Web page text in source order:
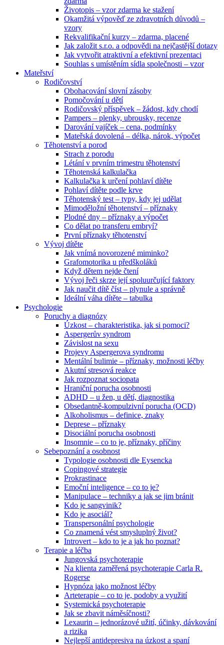
Životopis – vzor zdarma ke stažení
Okamžitá výpověď ze zdravotních důvodů –
vzory
Rekvalifikační kurzy – zdarma, placené
Jak založit s.r.o. a odpovědi na nejčastější dotazy
Jak vytvořit atraktivní a efektivní prezentaci
Souhlas s umístěním sídla společnosti – vzor
Mateřství
Rodičovství
Obohacování slovní zásoby
Pomočování u dětí
Rodičovský příspěvek – žádost, kdy chodí
Pampers – plenky, ubrousky, recenze
Darování vajíček – cena, podmínky
Mateřská dovolená – délka, nárok, výpočet
Těhotenství a porod
Strach z porodu
Létání v prvním trimestru těhotenství
Těhotenská kalkulačka
Kalkulačka k určení pohlaví dítěte
Pohlaví dítěte podle krve
Těhotenský test – typy, kdy jej udělat
Mimoděložní těhotenství – příznaky
Plodné dny – příznaky a výpočet
Co dělat po transferu embryí?
První příznaky těhotenství
Vývoj dítěte
Jak vnímá novorozené miminko?
Grafomotorika u předškoláků
Když dětem nejde čtení
Vývoj řeči skrze její spoluurčující faktory
Jak naučit dítě číst – plynule a správně
Ideální váha dítěte – tabulka
Psychologie
Poruchy a diagnózy
Úzkost – charakteristika, jak si pomoci?
Aspergerův syndrom
Závislost na sexu
Projevy Aspergerova syndromu
Mentální bulimie – příznaky, možnosti léčby
Akutní stresová reakce
Jak rozpoznat sociopata
Hraniční porucha osobnosti
ADHD – u žen, u dětí, diagnostika
Obsedantně-kompulzivní porucha (OCD)
Alkoholismus – definice, znaky
Deprese – příznaky
Disociální porucha osobnosti
Insomnie – co to je, příznaky, příčiny
Sebepoznání a osobnost
Typologie osobnosti dle Eysencka
Copingové strategie
Prokrastinace
Emoční inteligence – co to je?
Manipulace – techniky a jak se jim bránit
Kdo je sangvinik?
Kdo je asociál?
Transpersonální psychologie
Co znamená vést smysluplný život?
Introvert – kdo to je a jak ho poznat?
Terapie a léčba
Jungovská psychoterapie
Na klienta zaměřená psychoterapie Carla R.
Rogerse
Hypnóza jako možnost léčby
Arteterapie – co to je, podoby a využití
Systemická psychoterapie
Jak se zbavit náměsíčnosti?
Lexaurin – jednorázové užití, účinky, dávkování
a rizika
Nejlepší antidepresiva na úzkost a spaní